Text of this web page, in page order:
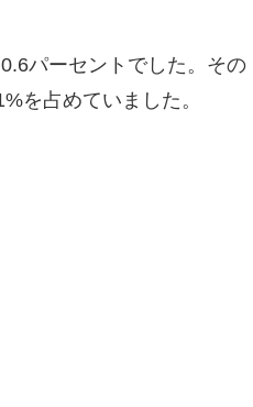
パーセントでした。その
を占めていました。